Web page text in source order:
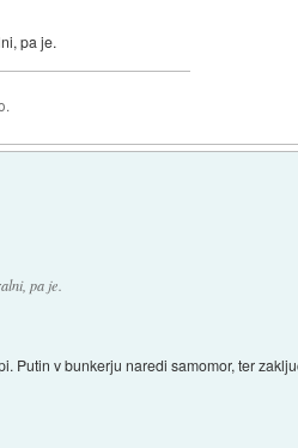
pa je.
pa je.
Putin v bunkerju naredi samomor, ter